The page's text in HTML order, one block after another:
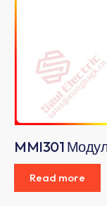
MMI301
Read more